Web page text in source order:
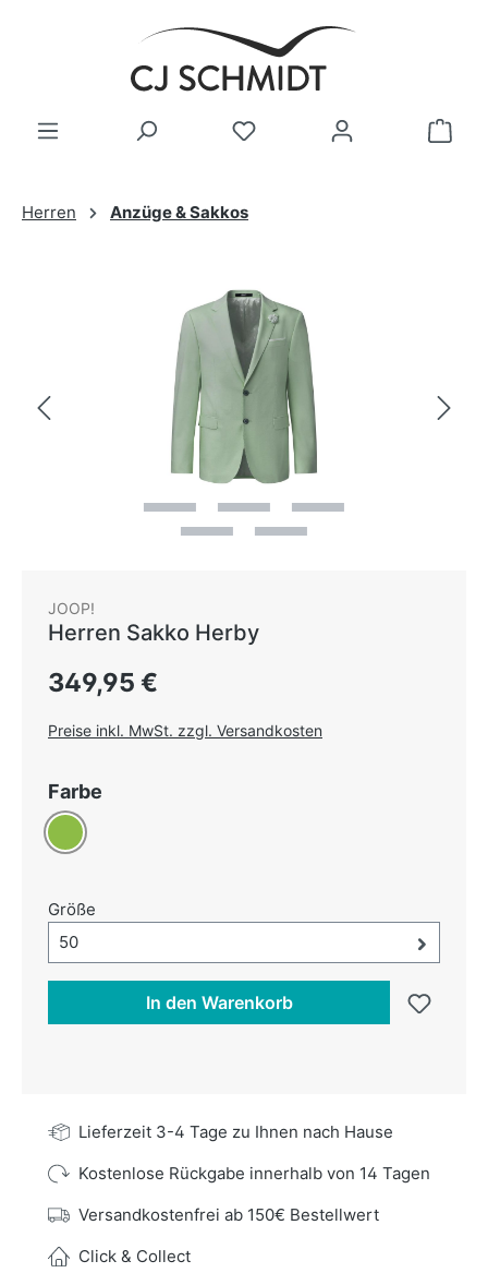
Zum Hauptinhalt springen
Herren Anzüge & Sakkos
JOOP!
Herren Sakko Herby
Regulärer Preis:
349,95 €
Preise inkl. MwSt. zzgl. Versandkosten
Farbe
Hellgrün
Größe
Größe-Auswahl öffnen, aktuell ausgewählt:
50
In den Warenkorb
Lieferzeit 3-4 Tage zu Ihnen nach Hause
Kostenlose Rückgabe innerhalb von 14 Tagen
Versandkostenfrei ab 150€ Bestellwert
Click & Collect